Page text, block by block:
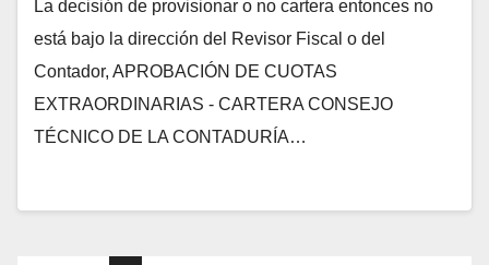
La decisión de provisionar o no cartera entonces no
está bajo la dirección del Revisor Fiscal o del
Contador, APROBACIÓN DE CUOTAS
EXTRAORDINARIAS - CARTERA CONSEJO
TÉCNICO DE LA CONTADURÍA…